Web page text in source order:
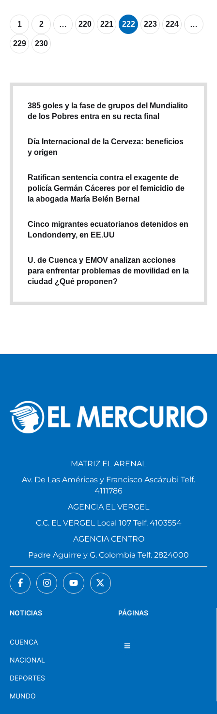
1 2 … 220 221 222 223 224 …
229 230
385 goles y la fase de grupos del Mundialito
de los Pobres entra en su recta final
Día Internacional de la Cerveza: beneficios
y origen
Ratifican sentencia contra el exagente de
policía Germán Cáceres por el femicidio de
la abogada María Belén Bernal
Cinco migrantes ecuatorianos detenidos en
Londonderry, en EE.UU
U. de Cuenca y EMOV analizan acciones
para enfrentar problemas de movilidad en la
ciudad ¿Qué proponen?
PÁGINAS
NOTICIAS
CUENCA
NACIONAL
DEPORTES
MUNDO
MATRIZ EL ARENAL
Av. De Las Américas y Francisco Ascázubi Telf.
4111786
AGENCIA EL VERGEL
C.C. EL VERGEL Local 107 Telf. 4103554
AGENCIA CENTRO
Padre Aguirre y G. Colombia Telf. 2824000